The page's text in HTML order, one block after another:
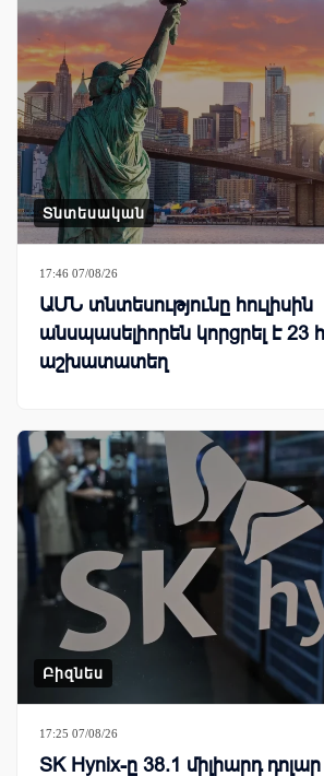
Տնտեսական
17:46 07/08/26
ԱՄՆ տնտեսությունը հուլիսին
անսպասելիորեն կորցրել է 23
աշխատատեղ
Բիզնես
17:25 07/08/26
SK Hynix-ը 38.1 միլիարդ